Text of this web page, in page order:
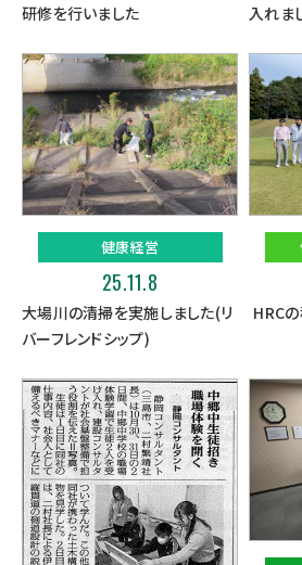
研修を行いました
入れま
健康経営
25.11.8
大場川の清掃を実施しました(リ
バーフレンドシップ)
HRC